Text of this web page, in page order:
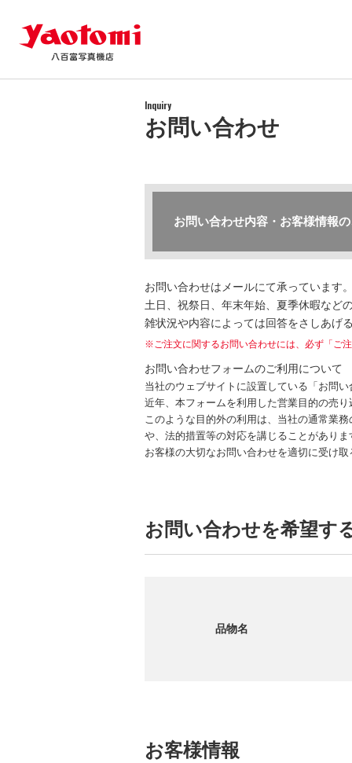
Inquiry
お問い合わせ
お問い合わせ内容・お客様情報
お問い合わせはメールにて承っています
土日、祝祭日、年末年始、夏季休暇など
雑状況や内容によっては回答をさしあげ
※ご注文に関するお問い合わせには、必ず「ご
お問い合わせフォームのご利用について
当社のウェブサイトに設置している「お問
近年、本フォームを利用した営業目的の売
このような目的外の利用は、当社の通常業
や、法的措置等の対応を講じることがありま
お客様の大切なお問い合わせを適切に受け
お問い合わせを希望す
品物名
お客様情報